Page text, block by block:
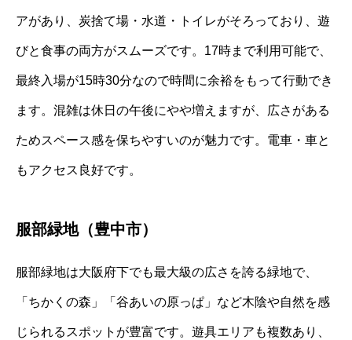
アがあり、炭捨て場・水道・トイレがそろっており、遊
びと食事の両方がスムーズです。17時まで利用可能で、
最終入場が15時30分なので時間に余裕をもって行動でき
ます。混雑は休日の午後にやや増えますが、広さがある
ためスペース感を保ちやすいのが魅力です。電車・車と
もアクセス良好です。
服部緑地（豊中市）
服部緑地は大阪府下でも最大級の広さを誇る緑地で、
「ちかくの森」「谷あいの原っぱ」など木陰や自然を感
じられるスポットが豊富です。遊具エリアも複数あり、